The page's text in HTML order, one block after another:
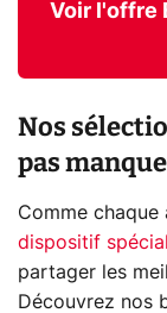
Voir l'offre
Nos
pas
Comme chaque
dispositif
partager les
Découvrez nos